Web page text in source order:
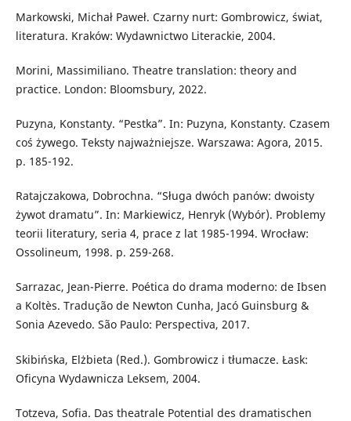
Markowski, Michał Paweł. Czarny nurt: Gombrowicz, świat,
literatura. Kraków: Wydawnictwo Literackie, 2004.
Morini, Massimiliano. Theatre translation: theory and
practice. London: Bloomsbury, 2022.
Puzyna, Konstanty. “Pestka”. In: Puzyna, Konstanty. Czasem
coś żywego. Teksty najważniejsze. Warszawa: Agora, 2015.
p. 185-192.
Ratajczakowa, Dobrochna. “Sługa dwóch panów: dwoisty
żywot dramatu”. In: Markiewicz, Henryk (Wybór). Problemy
teorii literatury, seria 4, prace z lat 1985-1994. Wrocław:
Ossolineum, 1998. p. 259-268.
Sarrazac, Jean-Pierre. Poética do drama moderno: de Ibsen
a Koltès. Tradução de Newton Cunha, Jacó Guinsburg &
Sonia Azevedo. São Paulo: Perspectiva, 2017.
Skibińska, Elżbieta (Red.). Gombrowicz i tłumacze. Łask:
Oficyna Wydawnicza Leksem, 2004.
Totzeva, Sofia. Das theatrale Potential des dramatischen